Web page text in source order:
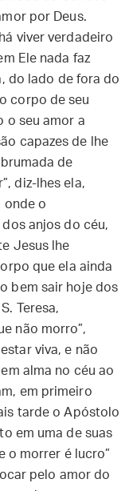
por Deus.
viver verdadeiro
Ele nada faz
do lado de fora do
corpo de seu
o seu amor a
capazes de lhe
de
diz-lhes ela,
onde o
anjos do céu,
Jesus lhe
que ela ainda
bem sair hoje dos
Teresa,
não morro”,
viva, e não
alma no céu ao
em primeiro
tarde o Apóstolo
em uma de suas
o morrer é lucro”
pelo amor do